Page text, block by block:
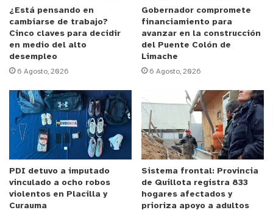
La actividad contó con la participación de la
alcaldesa de Valparaíso y exalumnos de la
Universidad, Camila Nieto; el rector de la PUCV,
Nelson Vásquez; el director ejecutivo del Museo de
Bellas Artes de Valparaíso, Rafael Torres; el
director del Instituto de Historia, Ricardo Iglesias;
el director del Instituto de Arte, Francisco Cruz;
además de otras autoridades universitarias y del
ámbito cultural.
La alcaldesa de Valparaíso, Camila Nieto, destacó
los 130 años de historia del Museo de Bellas Artes
de la ciudad puerto y reflexionó sobre el desafío de
¿Está pensando en
cambiarse de trabajo?
Cinco claves para decidir
en medio del alto
desempleo
6 Agosto, 2026
Gobernador compromete
financiamiento para
avanzar en la construcción
del Puente Colón de
Limache
6 Agosto, 2026
PDI detuvo a imputado
vinculado a ocho robos
violentos en Placilla y
Curauma
Sistema frontal: Provincia
de Quillota registra 833
hogares afectados y
prioriza apoyo a adultos